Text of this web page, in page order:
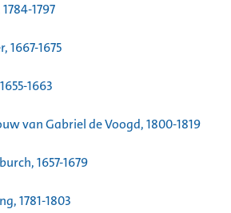
1797
1667-1675
1663
van Gabriel de Voogd, 1800-1819
1657-1679
1781-1803